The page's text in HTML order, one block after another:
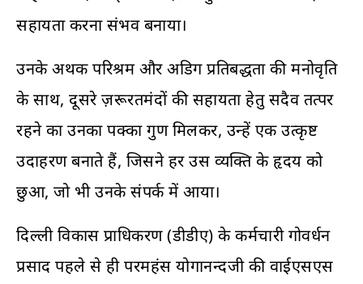
सहायता करना संभव बनाया।
उनके अथक परिश्रम और अडिग प्रतिबद्धता की मनोवृति
के साथ, दूसरे ज़रूरतमंदों की सहायता हेतु सदैव तत्पर
रहने का उनका पक्का गुण मिलकर, उन्हें एक उत्कृष्ट
उदाहरण बनाते हैं, जिसने हर उस व्यक्ति के हृदय को
छुआ, जो भी उनके संपर्क में आया।
दिल्ली विकास प्राधिकरण (डीडीए) के कर्मचारी गोवर्धन
प्रसाद पहले से ही परमहंस योगानन्दजी की वाईएसएस